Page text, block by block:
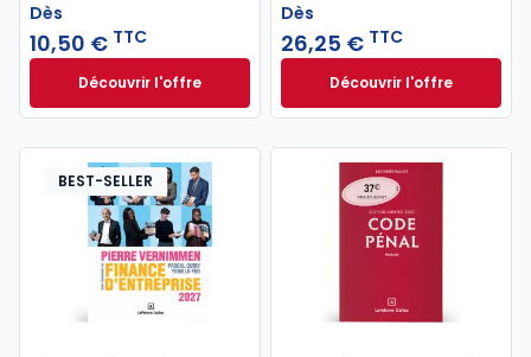
Dès
10,50 € TTC
Découvrir l'offreAnnales droit constitutionnel 2026 à partir de
Dès
Dès
26,25 € TTC
Découvrir l'offre
Droit civil. Les
Dès
BEST-SELLER